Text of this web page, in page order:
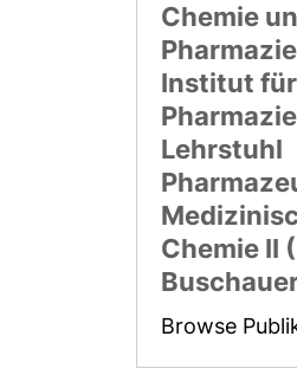
Chemie
Institut für
Lehrstuhl
Chemie II
Browse